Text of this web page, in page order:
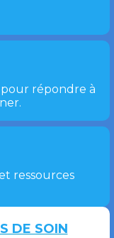
répondre à
ressources
DE SOIN